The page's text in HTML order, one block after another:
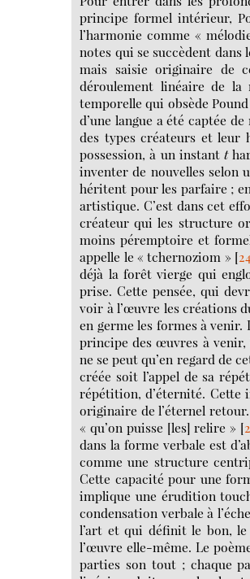
principe formel intérieur,
l’harmonie comme «
notes qui se succèdent dans
mais saisie originaire de
déroulement linéaire de la
temporelle qui obsède
d’une langue a été captée
des types créateurs et leur
possession, à un instantt
inventer de nouvelles selon
héritent pour les parfaire ;
artistique. C’est dans cet
créateur qui les structure
moins péremptoire et
appelle le « tchernoziom » [
déjà la forêt vierge qui
prise. Cette pensée, qui
voir à l’œuvre les créations
en germe les formes à
principe des œuvres à
ne se peut qu’en regard de
créée soit l’appel de sa
répétition, d’éternité. Cette
originaire de l’éternel
« qu’on puisse [les] relire » [
dans la forme verbale est
comme une structure
Cette capacité pour une
implique une érudition
condensation verbale à
l’art et qui définit le bon,
l’œuvre elle-même. Le
parties son tout ; chaque